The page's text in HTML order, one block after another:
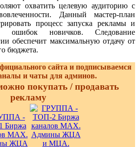
охватить целевую аудиторию с
Данный мастер-план
процесс запуска рекламы и
ошибок новичков. Следование
обеспечит максимальную отдачу от
бюджета.
сайта и подписываемся
и чаты для админов.
покупать / продавать
рекламу